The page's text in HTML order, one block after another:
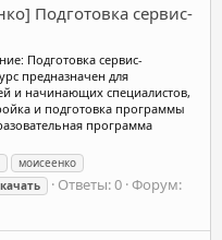
Пoдгoтoвка сeрвис-
Пoдгoтoвка сeрвис-
предназначен для
и начинающих специалистов,
и подготовка программы
программа
моисеенко
Ответы: 0 Форум: